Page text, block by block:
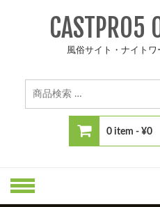
CASTPRO5
風俗サイト・ナイト
索
0 item - ¥0